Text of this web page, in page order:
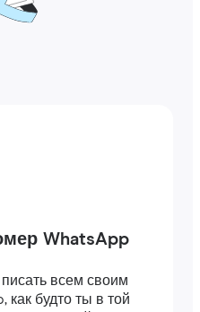
WhatsApp
всем своим
как будто ты в той